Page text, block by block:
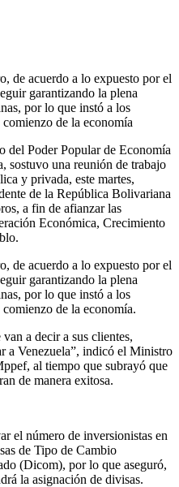
de acuerdo a lo expuesto por el
garantizando la plena
por lo que instó a los
de la economía
Poder Popular de Economía
sostuvo una reunión de trabajo
y privada, este martes,
de la República Bolivariana
a fin de afianzar las
Económica, Crecimiento
de acuerdo a lo expuesto por el
garantizando la plena
por lo que instó a los
de la economía.
a decir a sus clientes,
a Venezuela”, indicó el Ministro
al tiempo que subrayó que
de manera exitosa.
el número de inversionistas en
de Tipo de Cambio
(Dicom), por lo que aseguró,
la asignación de divisas.